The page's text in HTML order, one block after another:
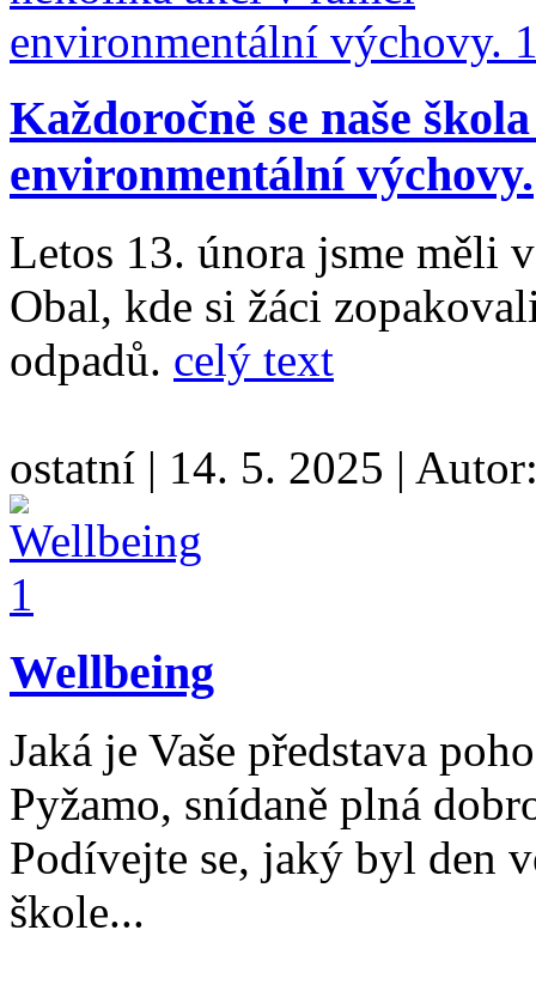
Každoročně se naše
environmentální výchovy.
Letos 13. února jsme měli
Obal, kde si žáci
odpadů. celý text
ostatní | 14. 5. 2025 |
Wellbeing
Jaká je Vaše představa
Pyžamo, snídaně plná
Podívejte se, jaký byl den
škole...